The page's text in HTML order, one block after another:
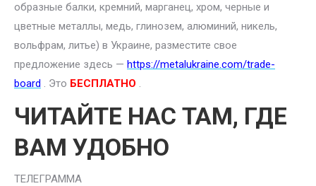
образные балки, кремний, марганец, хром, черные и
цветные металлы, медь, глинозем, алюминий, никель,
вольфрам, литье) в Украине, разместите свое
предложение здесь — https://metalukraine.com/trade-
board . Это БЕСПЛАТНО .
ЧИТАЙТЕ НАС ТАМ, ГДЕ
ВАМ УДОБНО
ТЕЛЕГРАММА